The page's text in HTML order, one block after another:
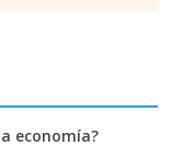
economía?